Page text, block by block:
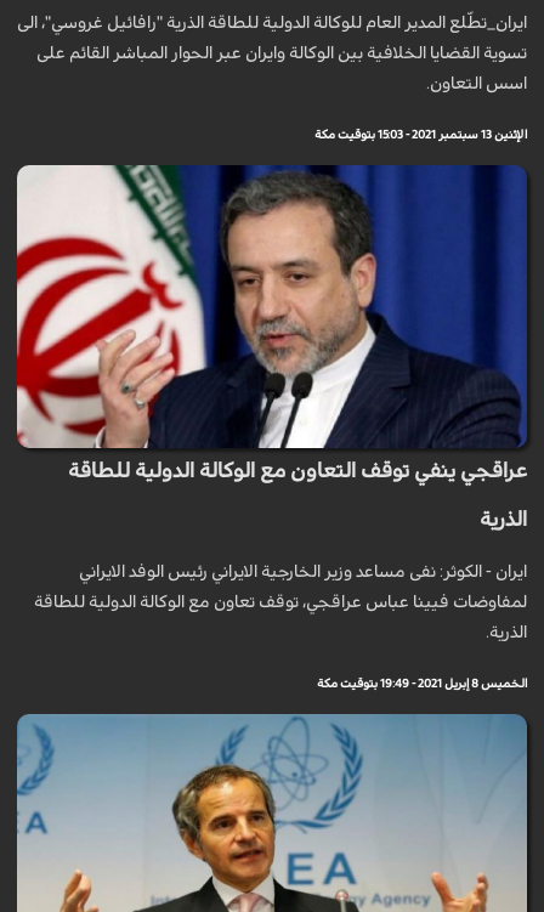
ايران_تطّلع المدير العام للوكالة الدولية للطاقة الذرية "رافائيل غروسي"، الى
تسوية القضايا الخلافية بين الوكالة وايران عبر الحوار المباشر القائم على
اسس التعاون.
الإثنين 13 سبتمبر 2021 - 15:03 بتوقيت مكة
عراقجي ينفي توقف التعاون مع الوكالة الدولية للطاقة
الذرية
ايران - الكوثر: نفى مساعد وزير الخارجية الايراني رئيس الوفد الايراني
لمفاوضات فيينا عباس عراقجي، توقف تعاون مع الوكالة الدولية للطاقة
الذرية.
الخميس 8 إبريل 2021 - 19:49 بتوقيت مكة